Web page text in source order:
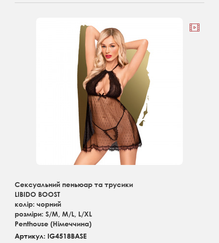
Сексуальний пеньюар та трусики
LIBIDO BOOST
колір: чорний
розміри: S/M, M/L, L/XL
Penthouse (Німеччина)
Артикул: IG4518BASE